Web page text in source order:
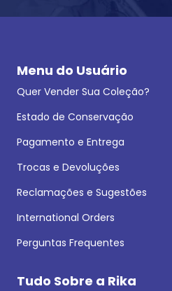
Menu do Usuário
Quer Vender Sua Coleção?
Estado de Conservação
Pagamento e Entrega
Trocas e Devoluções
Reclamações e Sugestões
International Orders
Perguntas Frequentes
Tudo Sobre a Rika